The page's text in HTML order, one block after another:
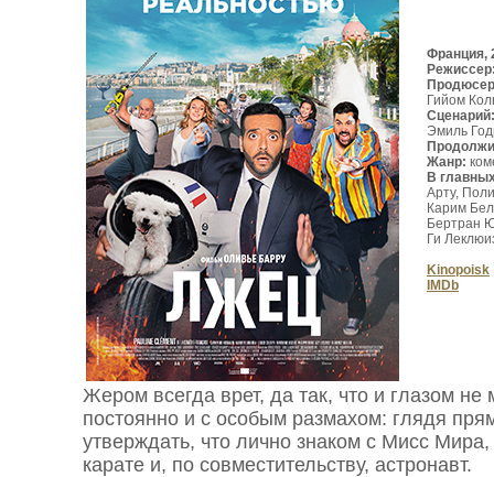
Франция,
Гийом
Эмиль
Жанр:
В
Арту,
Карим
Бертран
Ги
Kinopoisk
IMDb
Жером всегда врет, да так, что и глазом не
постоянно и с особым размахом: глядя
утверждать, что лично знаком с Мисс
карате и, по совместительству, астронавт.